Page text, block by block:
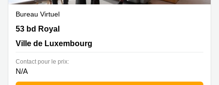
Bureau Virtuel
53 bd Royal, Ville de Luxembourg
53 bd Royal
Ville de Luxembourg
Contact pour le prix:
N/A